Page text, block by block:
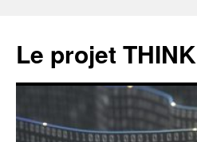
Le projet THINK